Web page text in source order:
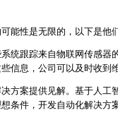
能性是无限的，以下是他
统跟踪来自物联网传感器
信息，公司可以及时收到
方案提供见解。基于人工
条件，开发自动化解决方